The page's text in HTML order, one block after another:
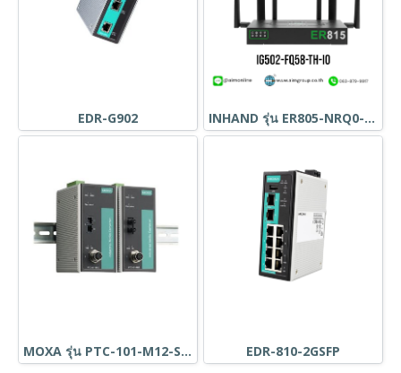
EDR-G902 INHAND รุ่น ER805-NRQ0-WLAN-TH
MOXA รุ่น PTC-101-M12-S-SC-LV-CT-T EDR-810-2GSFP